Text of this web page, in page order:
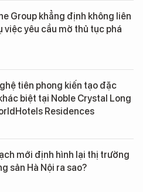
Group khẳng định không liên
việc yêu cầu mở thủ tục phá
tiên phong kiến tạo đặc
biệt tại Noble Crystal Long
Residences
mới định hình lại thị trường
sản Hà Nội ra sao?